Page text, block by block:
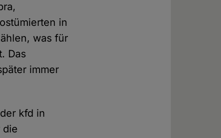
in
was für
Das
immer
kfd in
die